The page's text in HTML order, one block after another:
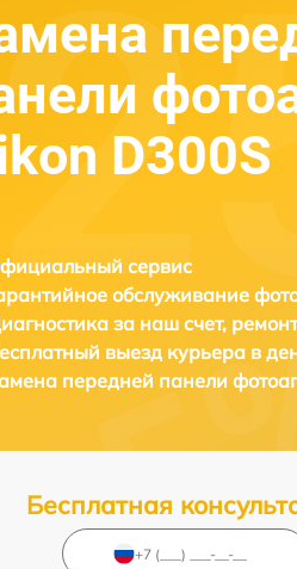
D300S
сервис
обслуживание
за наш счет,
выезд курьера в
передней панели
Бесплатная